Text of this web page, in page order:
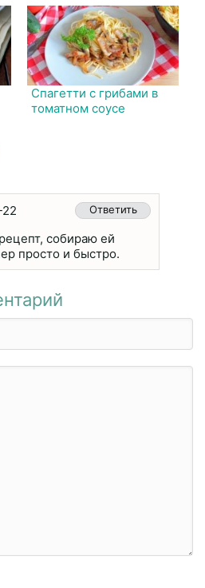
Спагетти с грибами в
томатном соусе
Ответить
собираю ей
просто и быстро.